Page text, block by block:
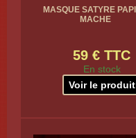
MASQUE SATYRE
MACHE
59 € TTC
En stock
Voir le produit